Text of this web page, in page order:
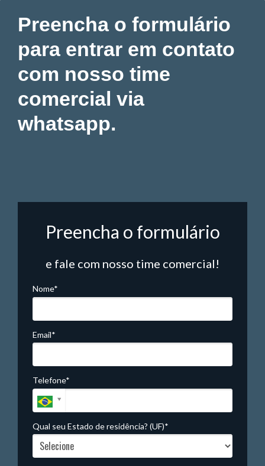
Preencha o formulário
para entrar em contato
com nosso time
comercial via
whatsapp.
Preencha o formulário
e fale com nosso time comercial!
Nome*
Email*
Telefone*
Qual seu Estado de residência? (UF)*